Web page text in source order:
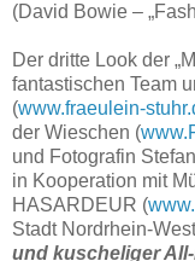
(David Bowie –
Der dritte Look der
fantastischen Team
(www.fraeulein-
der Wieschen (
und Fotografin
in Kooperation mit
HASARDEUR (
Stadt Nordrhein-
und kuscheliger